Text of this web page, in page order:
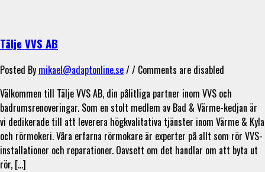
Tälje VVS AB
Posted By mikael@adaptonline.se/ / Comments are disabled
Välkommen till Tälje VVS AB, din pålitliga partner inom VVS och
badrumsrenoveringar. Som en stolt medlem av Bad & Värme-kedjan är
vi dedikerade till att leverera högkvalitativa tjänster inom Värme & Kyla
och rörmokeri. Våra erfarna rörmokare är experter på allt som rör VVS-
installationer och reparationer. Oavsett om det handlar om att byta ut
rör, […]